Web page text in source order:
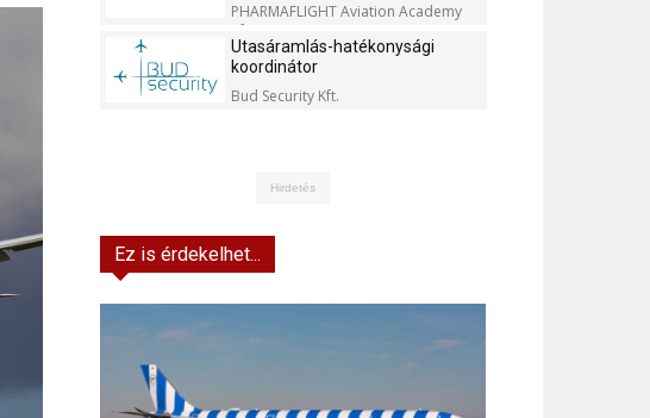
PHARMAFLIGHT Aviation Academy
Kft.
Utasáramlás-hatékonysági
koordinátor
Bud Security Kft.
Hirdetés
Ez is érdekelhet...